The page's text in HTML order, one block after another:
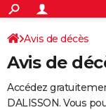
ACTUALITÉS
Politique
Société
Faits Divers
Education
Monde
Villes
+
SPORT
Coupe du monde
Football
Tennis
Cyclisme
Rugby
Forum
Programme TV
TNT
Streaming
Cinéma
Sorties cinéma
Musique
+
FINANCE
Avis de décès
Avis de
Accédez
DALISSON. Vous